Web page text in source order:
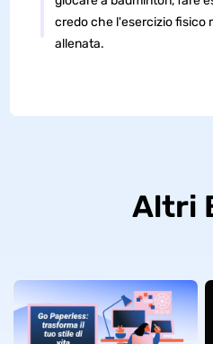
credo che l'esercizio fisico
allenata.
Altri